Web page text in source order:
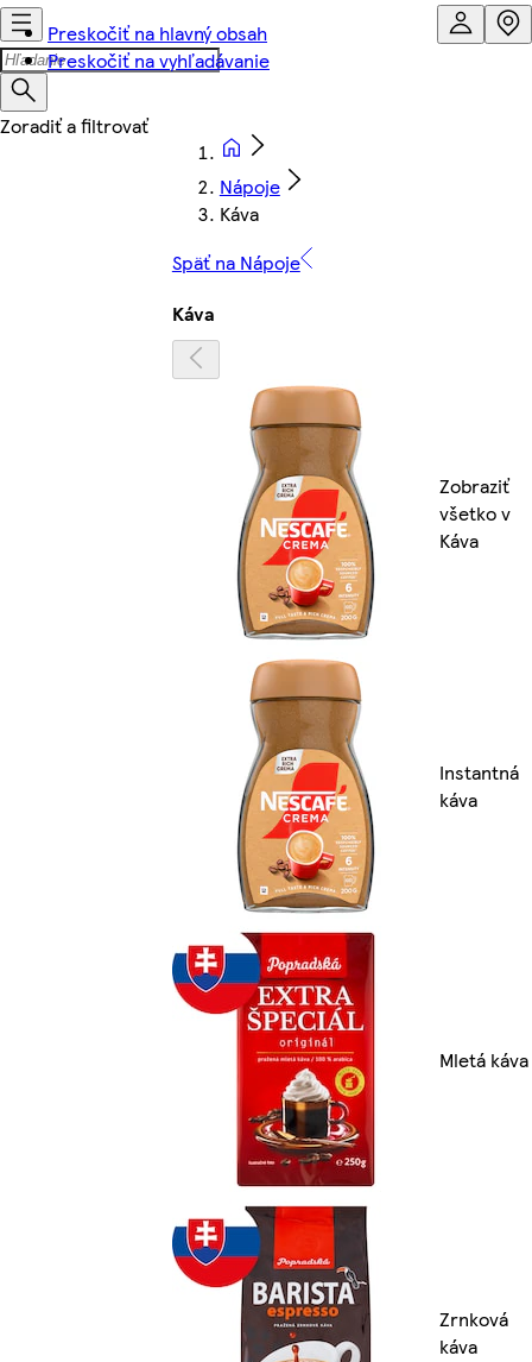
Preskočiť na hlavný obsah
Preskočiť na vyhľadávanie
Nápoje
Káva
Späť na Nápoje
Káva
Zobraziť
všetko v
Káva
Instantná
káva
Mletá káva
Zrnková
káva